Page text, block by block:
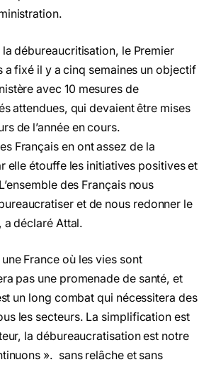
débureaucritisation, le Premier
a fixé il y a cinq semaines un objectif
avec 10 mesures de
attendues, qui devaient être mises
de l’année en cours.
Français en ont assez de la
elle étouffe les initiatives positives et
des Français nous
et de nous redonner le
a déclaré Attal.
France où les vies sont
pas une promenade de santé, et
un long combat qui nécessitera des
les secteurs. La simplification est
la débureaucratisation est notre
». sans relâche et sans